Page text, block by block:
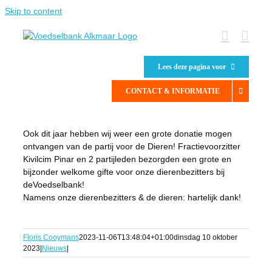
Skip to content
Lees deze pagina voor
CONTACT & INFORMATIE
Ook dit jaar hebben wij weer een grote donatie mogen
ontvangen van de partij voor de Dieren! Fractievoorzitter
Kivilcim Pinar en 2 partijleden bezorgden een grote en
bijzonder welkome gifte voor onze dierenbezitters bij
deVoedselbank!
Namens onze dierenbezitters & de dieren: hartelijk dank!
Floris Cooymans2023-11-06T13:48:04+01:00dinsdag 10 oktober
2023 Nieuws